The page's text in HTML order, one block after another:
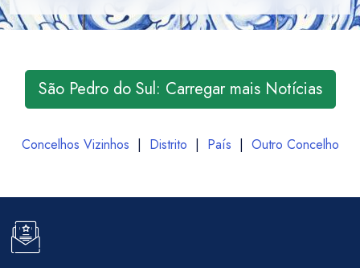
São Pedro do Sul: Carregar mais Notícias
Concelhos Vizinhos | Distrito | País | Outro Concelho